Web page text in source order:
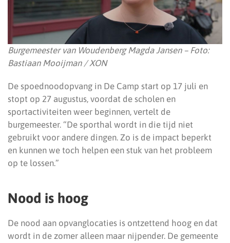
Burgemeester van Woudenberg Magda Jansen – Foto:
Bastiaan Mooijman / XON
De spoednoodopvang in De Camp start op 17 juli en
stopt op 27 augustus, voordat de scholen en
sportactiviteiten weer beginnen, vertelt de
burgemeester. “De sporthal wordt in die tijd niet
gebruikt voor andere dingen. Zo is de impact beperkt
en kunnen we toch helpen een stuk van het probleem
op te lossen.”
Nood is hoog
De nood aan opvanglocaties is ontzettend hoog en dat
wordt in de zomer alleen maar nijpender. De gemeente